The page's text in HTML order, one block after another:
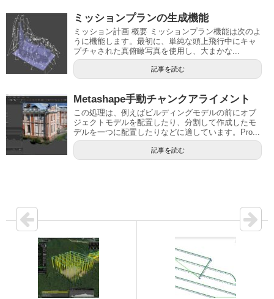
ミッションプランの生成機能
ミッション計画 概要 ミッションプラン機能は次のよ
うに機能します。最初に、単純な頭上飛行中にキャ
プチャされた真俯瞰写真を使用し、大まかな...
記事を読む
Metashape手動チャンクアライメント
この処理は、例えばビルディングモデルの前にオブ
ジェクトモデルを配置したり、分割して作成したモ
デルを一つに配置したりなどに適しています。Pro...
記事を読む